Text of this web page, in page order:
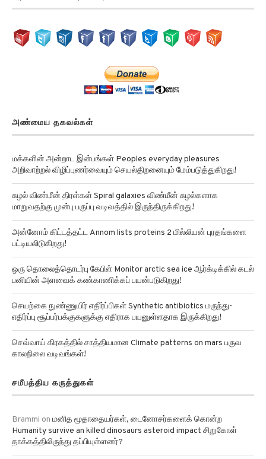
அண்மைய தகவல்கள்
மக்களின் அன்றாட இன்பங்கள் Peoples everyday pleasures
அறிவாற்றல் விழிப்புணர்வையும் செயல்திறனையும் மேம்படுத்துகிறது!
சுழல் விண்மீன் திரள்கள் Spiral galaxies விண்மீன் சுழல்களாக
மாறுவதற்கு முன்பு பருப்பு வடிவத்தில் இருந்திருக்கிறது!
அன்னோம் கிட்டத்தட்ட Annom lists proteins 2 மில்லியன் புரதங்களை
பட்டியலிடுகிறது!
ஒரு தொலைத்தொடர்பு கேபிள் Monitor arctic sea ice ஆர்க்டிக்கில் கடல்
பனியின் அளவைக் கண்காணிக்கப் பயன்படுகிறது!
செயற்கை நுண்ணுயிர் எதிர்ப்பிகள் Synthetic antibiotics மருந்து-
எதிர்ப்பு சூப்பர்பக்குகளுக்கு எதிராக பயனுள்ளதாக இருக்கிறது!
செவ்வாய் கிரகத்தில் சாத்தியமான Climate patterns on mars பருவ
காலநிலை வடிவங்கள்!
சமீபத்திய கருத்துகள்
Brammi on மனித மூதாதையர்கள், டைனோசர்களைக் கொன்ற
Humanity survive an killed dinosaurs asteroid impact சிறுகோள்
தாக்கத்திலிருந்து தப்பியுள்ளனர்?